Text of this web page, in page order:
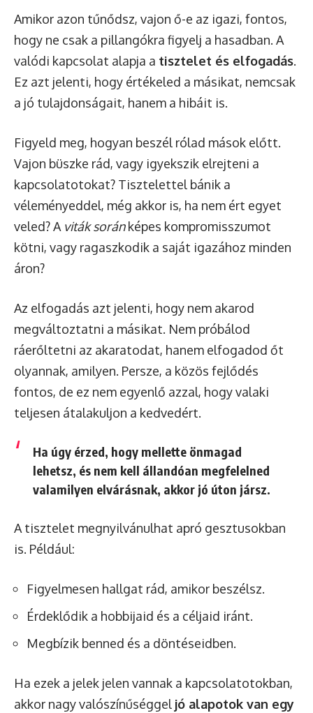
Amikor azon tűnődsz, vajon ő-e az igazi, fontos,
hogy ne csak a pillangókra figyelj a hasadban. A
valódi kapcsolat alapja a tisztelet és elfogadás.
Ez azt jelenti, hogy értékeled a másikat, nemcsak
a jó tulajdonságait, hanem a hibáit is.
Figyeld meg, hogyan beszél rólad mások előtt.
Vajon büszke rád, vagy igyekszik elrejteni a
kapcsolatotokat? Tisztelettel bánik a
véleményeddel, még akkor is, ha nem ért egyet
veled? A viták soránképes kompromisszumot
kötni, vagy ragaszkodik a saját igazához minden
áron?
Az elfogadás azt jelenti, hogy nem akarod
megváltoztatni a másikat. Nem próbálod
ráerőltetni az akaratodat, hanem elfogadod őt
olyannak, amilyen. Persze, a közös fejlődés
fontos, de ez nem egyenlő azzal, hogy valaki
teljesen átalakuljon a kedvedért.
Ha úgy érzed, hogy mellette önmagad
lehetsz, és nem kell állandóan megfelelned
valamilyen elvárásnak, akkor jó úton jársz.
A tisztelet megnyilvánulhat apró gesztusokban
is. Például:
Figyelmesen hallgat rád, amikor beszélsz.
Érdeklődik a hobbijaid és a céljaid iránt.
Megbízik benned és a döntéseidben.
Ha ezek a jelek jelen vannak a kapcsolatotokban,
akkor nagy valószínűséggel jó alapotok van egy